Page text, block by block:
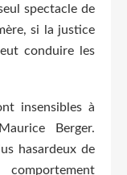
spectacle de
si la justice
conduire les
insensibles à
Berger.
hasardeux de